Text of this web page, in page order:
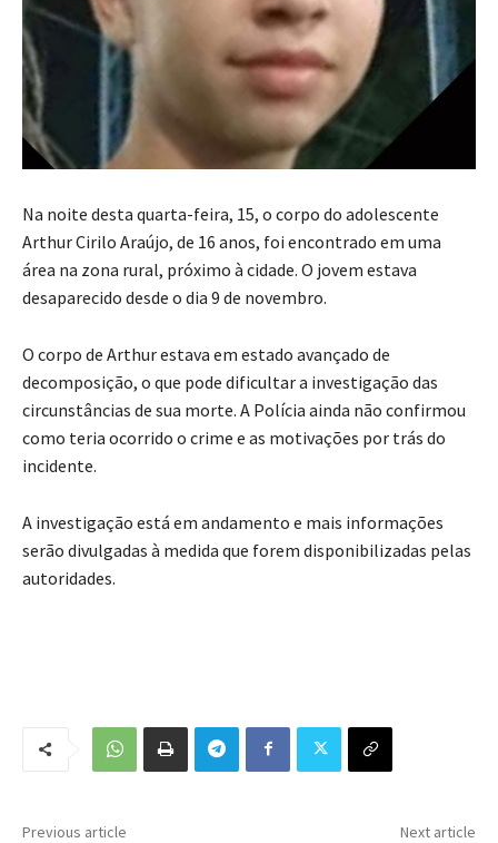
Na noite desta quarta-feira, 15, o corpo do adolescente
Arthur Cirilo Araújo, de 16 anos, foi encontrado em uma
área na zona rural, próximo à cidade. O jovem estava
desaparecido desde o dia 9 de novembro.
O corpo de Arthur estava em estado avançado de
decomposição, o que pode dificultar a investigação das
circunstâncias de sua morte. A Polícia ainda não confirmou
como teria ocorrido o crime e as motivações por trás do
incidente.
A investigação está em andamento e mais informações
serão divulgadas à medida que forem disponibilizadas pelas
autoridades.
Previous article Next article